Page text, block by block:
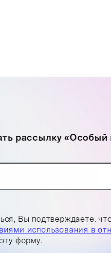
рассылку «Особый
Вы подтверждаете.
использования в
форму.